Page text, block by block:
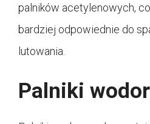
palników acetylenowych,
bardziej odpowiednie do
lutowania.
Palniki